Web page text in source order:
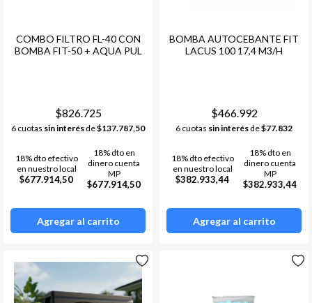
COMBO FILTRO FL-40 CON
BOMBA FIT-50 + AQUA PUL
$826.725
6 cuotas sin interés de$137.787,50
18% dto efectivo
en nuestro local
$677.914,50
18% dto en
dinero cuenta
MP
$677.914,50
Agregar al carrito
BOMBA AUTOCEBANTE FIT
LACUS 100 17,4 M3/H
$466.992
6 cuotas sin interés de$77.832
18% dto efectivo
en nuestro local
$382.933,44
18% dto en
dinero cuenta
MP
$382.933,44
Agregar al carrito